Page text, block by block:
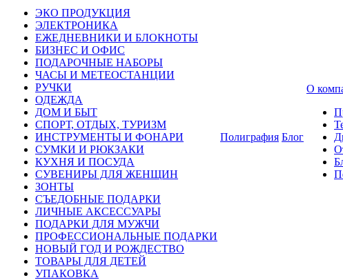
ЭКО ПРОДУКЦИЯ
ЭЛЕКТРОНИКА
ЕЖЕДНЕВНИКИ И БЛОКНОТЫ
БИЗНЕС И ОФИС
ПОДАРОЧНЫЕ НАБОРЫ
ЧАСЫ И МЕТЕОСТАНЦИИ
РУЧКИ
ОДЕЖДА
ДОМ И БЫТ
СПОРТ, ОТДЫХ, ТУРИЗМ
ИНСТРУМЕНТЫ И ФОНАРИ
СУМКИ И РЮКЗАКИ
КУХНЯ И ПОСУДА
СУВЕНИРЫ ДЛЯ ЖЕНЩИН
ЗОНТЫ
СЪЕДОБНЫЕ ПОДАРКИ
ЛИЧНЫЕ АКСЕССУАРЫ
ПОДАРКИ ДЛЯ МУЖЧИ
ПРОФЕССИОНАЛЬНЫЕ ПОДАРКИ
НОВЫЙ ГОД И РОЖДЕСТВО
ТОВАРЫ ДЛЯ ДЕТЕЙ
УПАКОВКА
Полиграфия Блог
О